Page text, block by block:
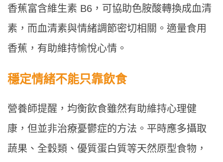
香蕉富含維生素 B6，可協助色胺酸轉換成血清
素，而血清素與情緒調節密切相關。適量食用
香蕉，有助維持愉悅心情。
穩定情緒不能只靠飲食
營養師提醒，均衡飲食雖然有助維持心理健
康，但並非治療憂鬱症的方法。平時應多攝取
蔬果、全穀類、優質蛋白質等天然原型食物，